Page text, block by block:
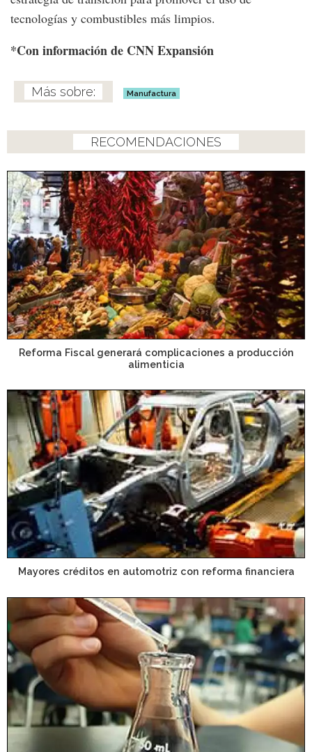
tecnologías y combustibles más limpios.
*Con información de CNN Expansión
Manufactura
RECOMENDACIONES
Reforma Fiscal generará complicaciones a producción
alimenticia
Mayores créditos en automotriz con reforma financiera